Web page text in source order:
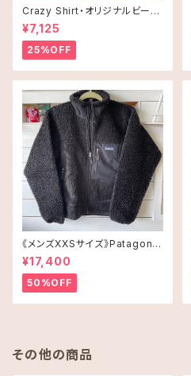
Crazy Shirt・オリジナルビーチ
タオル
¥7,125
25%OFF
《メンズXXSサイズ》Patagonia
レトロX
¥17,400
50%OFF
その他の商品